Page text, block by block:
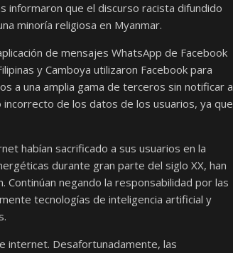
informaron que el discurso racista difundido
minoría religiosa en Myanmar.
de mensajes WhatsApp de Facebook
y Camboya utilizaron Facebook para
a una amplia gama de terceros sin notificar a
de los datos de los usuarios, ya que
habían sacrificado a sus usuarios en la
durante gran parte del siglo XX, han
negando la responsabilidad por las
tecnologías de inteligencia artificial y
internet. Desafortunadamente, las